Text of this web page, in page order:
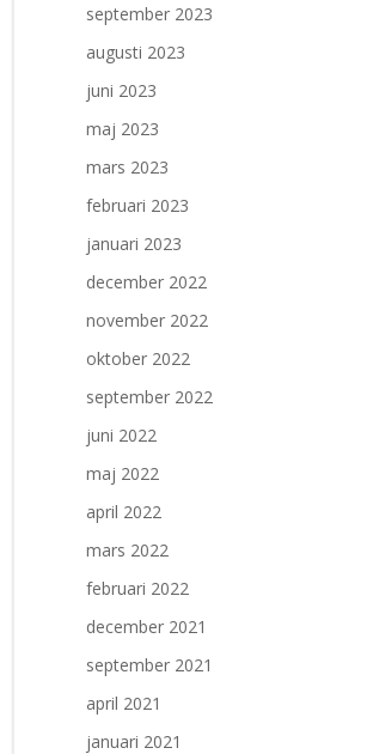
september 2023
augusti 2023
juni 2023
maj 2023
mars 2023
februari 2023
januari 2023
december 2022
november 2022
oktober 2022
september 2022
juni 2022
maj 2022
april 2022
mars 2022
februari 2022
december 2021
september 2021
april 2021
januari 2021